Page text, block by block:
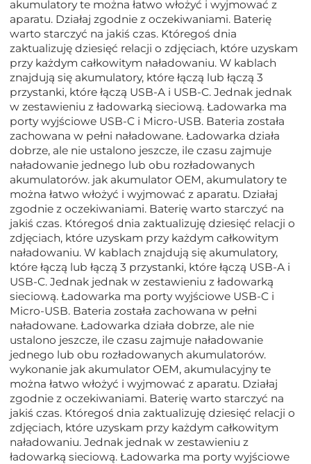
akumulatory te można łatwo włożyć i wyjmować z
aparatu. Działaj zgodnie z oczekiwaniami. Baterię
warto starczyć na jakiś czas. Któregoś dnia
zaktualizuję dziesięć relacji o zdjęciach, które uzyskam
przy każdym całkowitym naładowaniu. W kablach
znajdują się akumulatory, które łączą lub łączą 3
przystanki, które łączą USB-A i USB-C. Jednak jednak
w zestawieniu z ładowarką sieciową. Ładowarka ma
porty wyjściowe USB-C i Micro-USB. Bateria została
zachowana w pełni naładowane. Ładowarka działa
dobrze, ale nie ustalono jeszcze, ile czasu zajmuje
naładowanie jednego lub obu rozładowanych
akumulatorów. jak akumulator OEM, akumulatory te
można łatwo włożyć i wyjmować z aparatu. Działaj
zgodnie z oczekiwaniami. Baterię warto starczyć na
jakiś czas. Któregoś dnia zaktualizuję dziesięć relacji o
zdjęciach, które uzyskam przy każdym całkowitym
naładowaniu. W kablach znajdują się akumulatory,
które łączą lub łączą 3 przystanki, które łączą USB-A i
USB-C. Jednak jednak w zestawieniu z ładowarką
sieciową. Ładowarka ma porty wyjściowe USB-C i
Micro-USB. Bateria została zachowana w pełni
naładowane. Ładowarka działa dobrze, ale nie
ustalono jeszcze, ile czasu zajmuje naładowanie
jednego lub obu rozładowanych akumulatorów.
wykonanie jak akumulator OEM, akumulacyjny te
można łatwo włożyć i wyjmować z aparatu. Działaj
zgodnie z oczekiwaniami. Baterię warto starczyć na
jakiś czas. Któregoś dnia zaktualizuję dziesięć relacji o
zdjęciach, które uzyskam przy każdym całkowitym
naładowaniu. Jednak jednak w zestawieniu z
ładowarką sieciową. Ładowarka ma porty wyjściowe